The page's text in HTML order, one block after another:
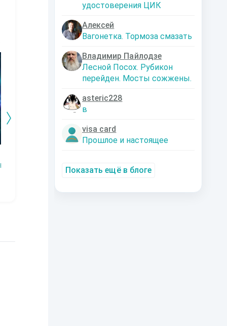
удостоверения ЦИК
Алексей
Вагонетка. Тормоза смазать
Владимир Пайлодзе
Лесной Посох. Рубикон
перейден. Мосты сожжены.
asteric228
в
visa card
Прошлое и настоящее
Показать ещё в блоге
Наталья
Шкуриндина
Константин
Муравьев